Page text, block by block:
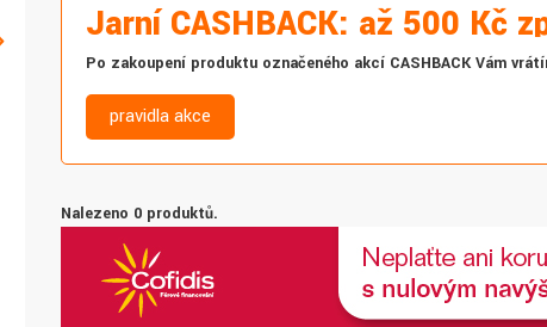
Jarní CASHBACK: až 500 Kč
Po zakoupení produktu označeného akcí CASHBACK Vám
pravidla akce
Nalezeno 0 produktů.